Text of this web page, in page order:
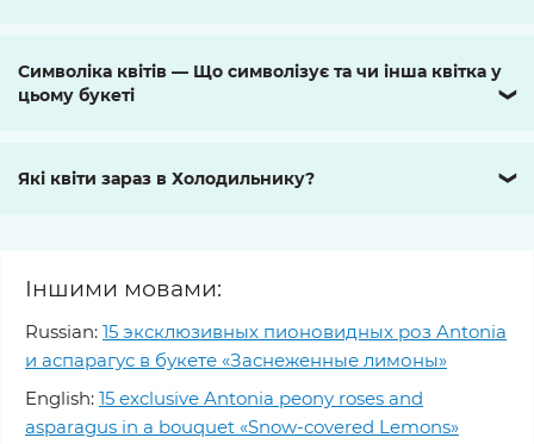
Символіка квітів — Що символізує та чи інша квітка у
цьому букеті
❯
Які квіти зараз в Холодильнику? ❯
Іншими мовами:
Russian: 15 эксклюзивных пионовидных роз Antonia
и аспарагус в букете «Заснеженные лимоны»
English: 15 exclusive Antonia peony roses and
asparagus in a bouquet «Snow-covered Lemons»